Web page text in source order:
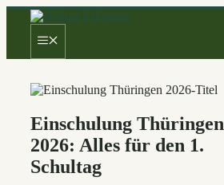
Skip
content
Einschulung Thüringen
2026: Alles für den 1.
Schultag